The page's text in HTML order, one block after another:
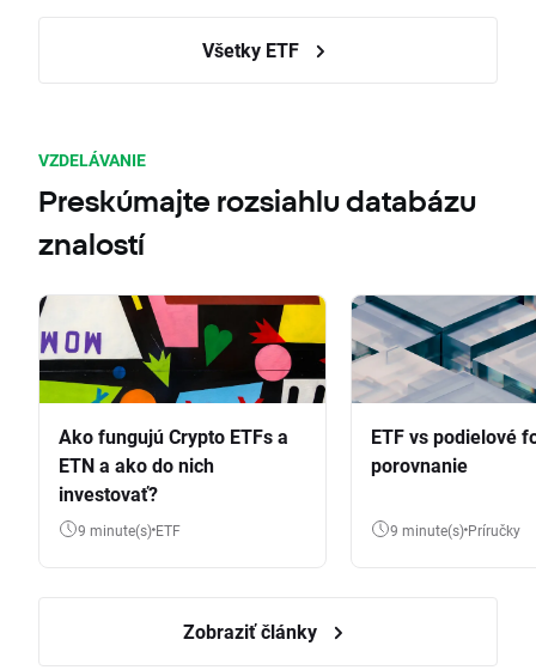
Všetky ETF
VZDELÁVANIE
Preskúmajte rozsiahlu databázu
znalostí
Ako fungujú Crypto ETFs a
ETN a ako do nich
investovať?
9 minute(s) ETF
ETF vs podielové
porovnanie
9 minute(s) Príručky
Zobraziť články